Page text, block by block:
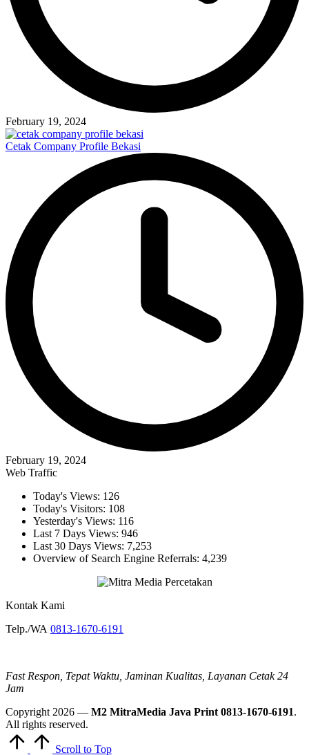
February 19, 2024
Cetak Company Profile Bekasi
February 19, 2024
Web Traffic
Today's Views: 126
Today's Visitors: 108
Yesterday's Views: 116
Last 7 Days Views: 946
Last 30 Days Views: 7,253
Overview of Search Engine Referrals: 4,239
Kontak Kami
Telp./WA 0813-1670-6191
Fast Respon, Tepat Waktu, Jaminan Kualitas, Layanan Cetak 24
Jam
Copyright 2026 — M2 MitraMedia Java Print 0813-1670-6191.
All rights reserved.
Scroll to Top